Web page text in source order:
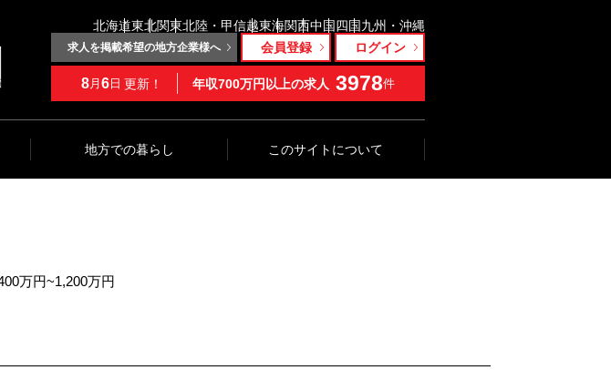
北海道東北関東北陸・甲信越東海関西中国四国九州・沖縄
求人を掲載希望の地方企業様へ 会員登録 ログイン
8月 6日 更新！ 年収700万円以上の求人 3978件
地方での暮らし このサイトについて
万円~1,200万円